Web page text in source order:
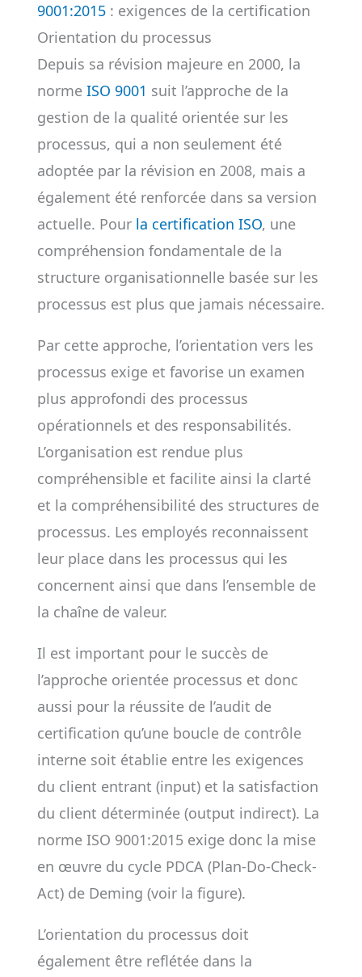
9001:2015: exigences de la certification
Orientation du processus
Depuis sa révision majeure en 2000, la
norme ISO 9001 suit l’approche de la
gestion de la qualité orientée sur les
processus, qui a non seulement été
adoptée par la révision en 2008, mais a
également été renforcée dans sa version
actuelle. Pour la certification ISO, une
compréhension fondamentale de la
structure organisationnelle basée sur les
processus est plus que jamais nécessaire.
Par cette approche, l’orientation vers les
processus exige et favorise un examen
plus approfondi des processus
opérationnels et des responsabilités.
L’organisation est rendue plus
compréhensible et facilite ainsi la clarté
et la compréhensibilité des structures de
processus. Les employés reconnaissent
leur place dans les processus qui les
concernent ainsi que dans l’ensemble de
la chaîne de valeur.
Il est important pour le succès de
l’approche orientée processus et donc
aussi pour la réussite de l’audit de
certification qu’une boucle de contrôle
interne soit établie entre les exigences
du client entrant (input) et la satisfaction
du client déterminée (output indirect). La
norme ISO 9001:2015 exige donc la mise
en œuvre du cycle PDCA (Plan-Do-Check-
Act) de Deming (voir la figure).
L’orientation du processus doit
également être reflétée dans la